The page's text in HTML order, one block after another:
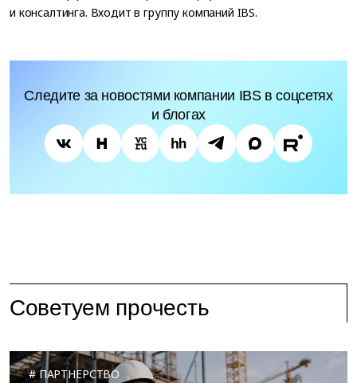
и консалтинга. Входит в группу компаний IBS.
Следите за новостями компании IBS в соцсетях
и блогах
Советуем прочесть
ПАРТНЕРСТВО